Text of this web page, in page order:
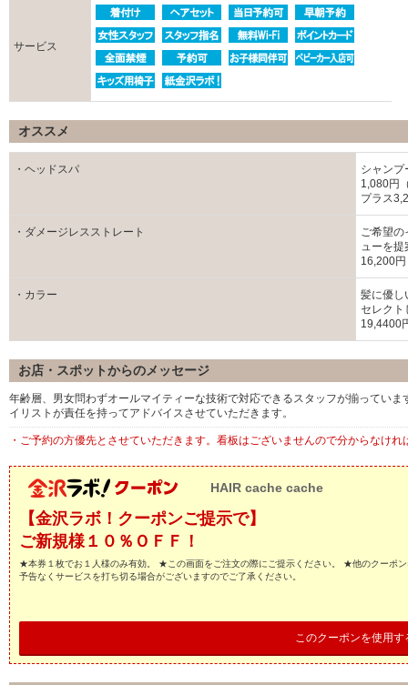
サービス
オススメ
・ヘッドスパ
シャン
1,080円
プラス
・ダメージレスストレート
ご希望の
ューを提
16,200
・カラー
髪に優し
セレクト
19,4400
お店・スポットからのメッセージ
年齢層、男女問わずオールマイティーな技術で対応できるスタッフが揃ってい
イリストが責任を持ってアドバイスさせていただきます。
・ご予約の方優先とさせていただきます。看板はございませんので分からなけれ
HAIR cache cache
【金沢ラボ！クーポンご提示で】
ご新規様１０％ＯＦＦ！
★本券１枚でお１人様のみ有効。 ★この画面をご注文の際にご提示ください。 ★他のクーポ
予告なくサービスを打ち切る場合がございますのでご了承ください。
このクーポンを使用す